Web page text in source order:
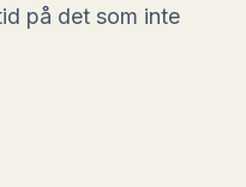
på det som inte